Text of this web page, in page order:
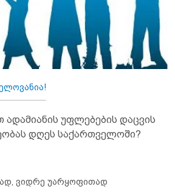
უფლებების დაცვის
დღეს საქართველოში?
ვიდრე უარყოფითად